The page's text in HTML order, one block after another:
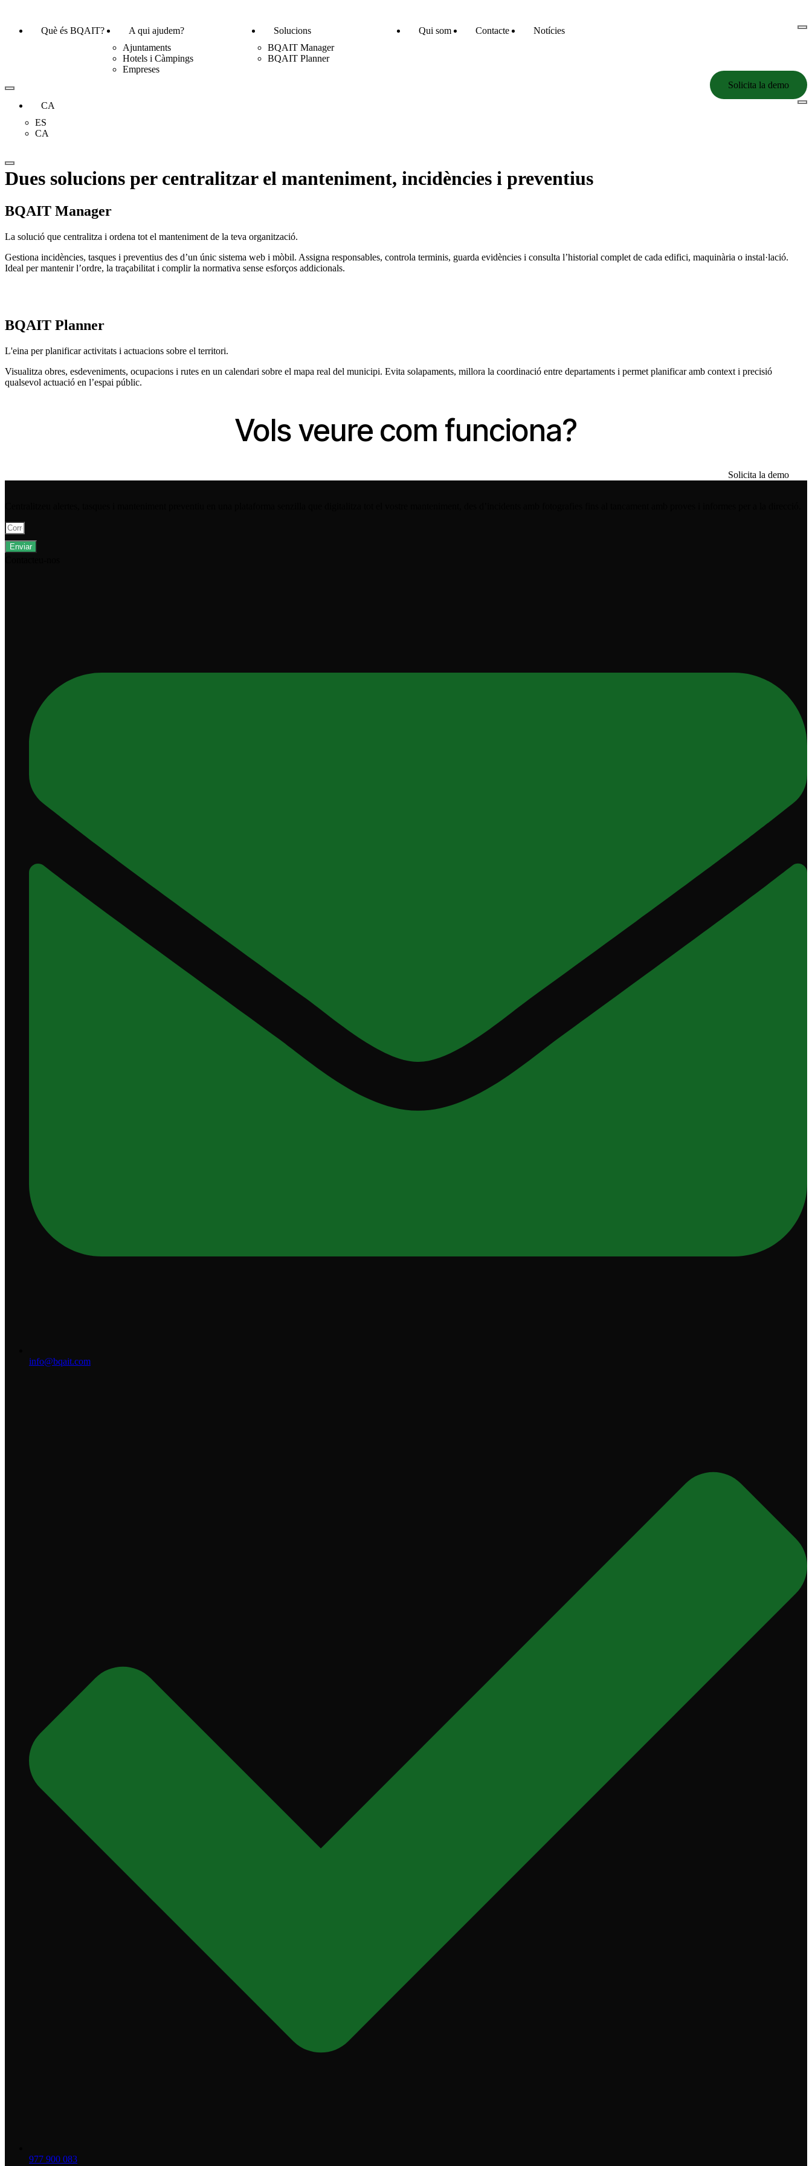
Què és BQAIT?
A qui ajudem?
Ajuntaments
Hotels i Càmpings
Empreses
Solucions
BQAIT Manager
BQAIT Planner
Qui som Contacte Notícies
Solicita la demo
CA
ES
CA
Dues solucions per centralitzar el manteniment, incidències i preventius
BQAIT Manager
La solució que centralitza i ordena tot el manteniment de la teva organització.
Gestiona incidències, tasques i preventius des d’un únic sistema web i mòbil. Assigna responsables, controla terminis, guarda evidències i consulta l’historial complet de cada edifici, maquinària o instal·lació.
Ideal per mantenir l’ordre, la traçabilitat i complir la normativa sense esforços addicionals.
BQAIT Planner
L'eina per planificar activitats i actuacions sobre el territori.
Visualitza obres, esdeveniments, ocupacions i rutes en un calendari sobre el mapa real del municipi. Evita solapaments, millora la coordinació entre departaments i permet planificar amb context i precisió
qualsevol actuació en l’espai públic.
Vols veure com funciona?
Solicita la demo
Enviar
info@bqait.com
977 900 083